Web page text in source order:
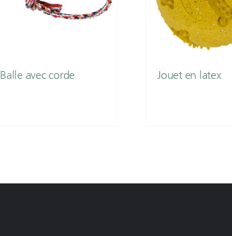
Balle avec corde Jouet en latex